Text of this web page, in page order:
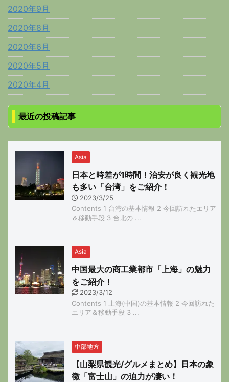
2020年9月
2020年8月
2020年6月
2020年5月
2020年4月
最近の投稿記事
Asia
日本と時差が1時間！治安が良く観光地
も多い「台湾」をご紹介！
2023/3/25
Contents 1 台湾の基本情報 2 今回訪れたエリア
＆移動手段 3 台北の ...
Asia
中国最大の商工業都市「上海」の魅力
をご紹介！
2023/3/12
Contents 1 上海(中国)の基本情報 2 今回訪れた
エリア＆移動手段 3 ...
中部地方
【山梨県観光/グルメまとめ】日本の象
徴「富士山」の迫力が凄い！